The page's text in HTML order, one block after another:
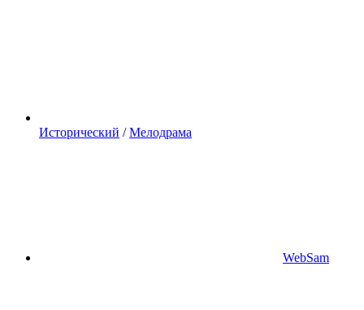
Исторический /Мелодрама
WebSam